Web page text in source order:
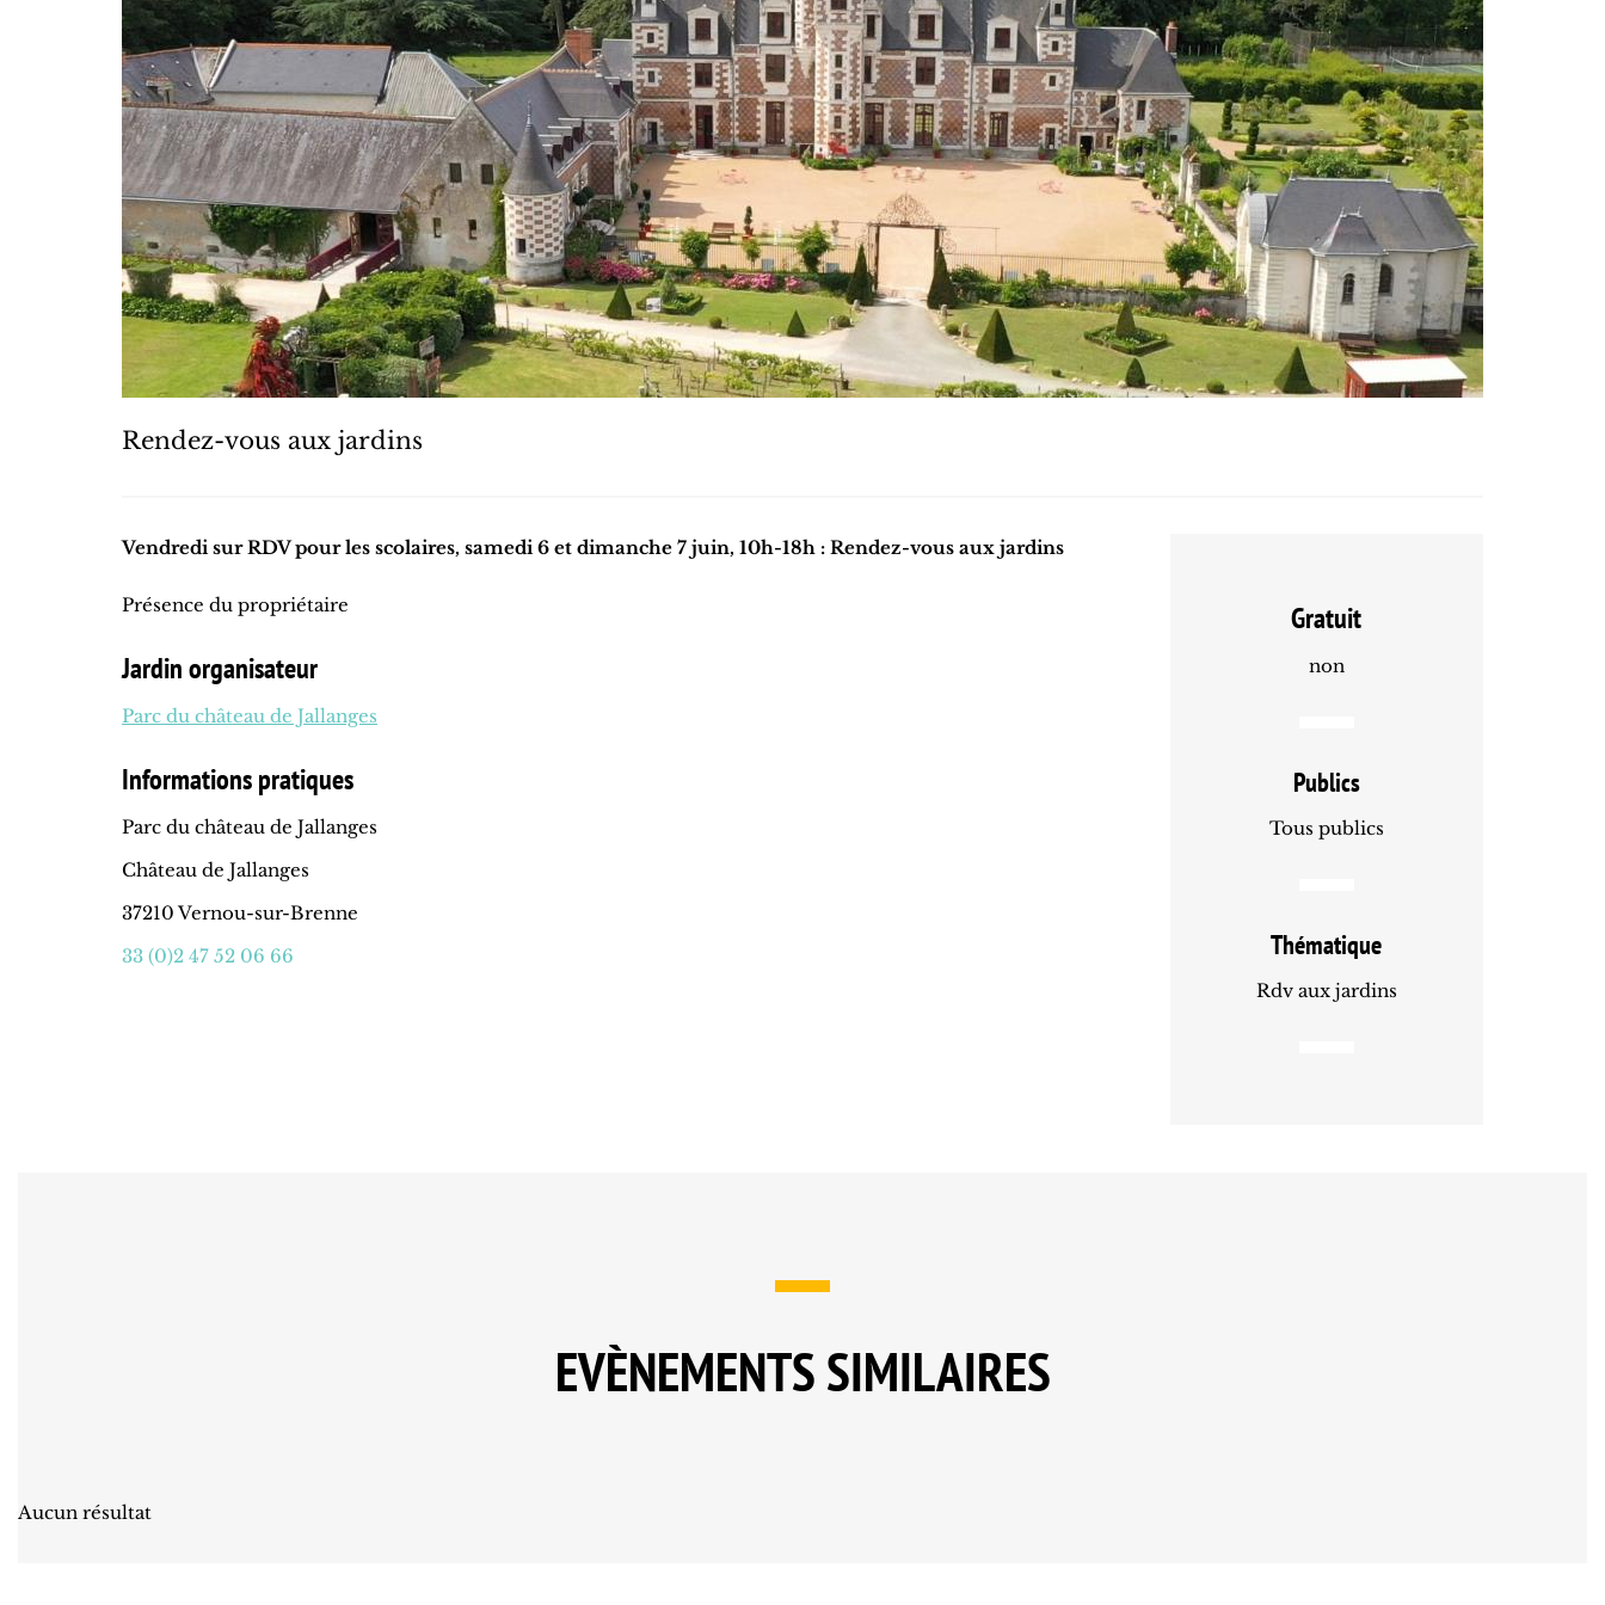
Rendez-vous aux jardins
Vendredi sur RDV pour les scolaires, samedi 6 et dimanche 7 juin, 10h-18h : Rendez-vous aux jardins
Présence du propriétaire
Jardin organisateur
Parc du château de Jallanges
Informations pratiques
Parc du château de Jallanges
Château de Jallanges
37210 Vernou-sur-Brenne
33 (0)2 47 52 06 66
Gratuit
non
Publics
Tous publics
Thématique
Rdv aux jardins
EVÈNEMENTS SIMILAIRES
Aucun résultat